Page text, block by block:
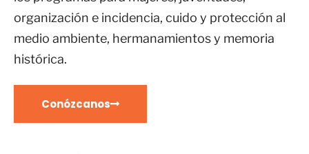
organización e incidencia, cuido y protección al
medio ambiente, hermanamientos y memoria
histórica.
Conózcanos